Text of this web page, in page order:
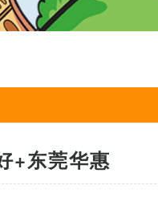
+东莞华惠